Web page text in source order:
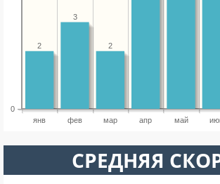
янв фев мар апр май
0
2
3
2
СРЕДНЯЯ